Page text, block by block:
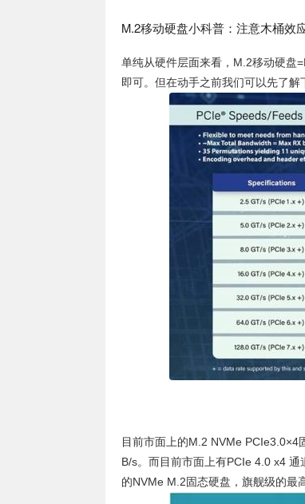
M.2移动硬盘小科普：注意木桶效
单纯从硬件层面来看，M.2移动硬盘
即可。但在动手之前我们可以先了解
目前市面上的M.2 NVMe
B/s。而目前市面上有PCIe 4.0 x4
的NVMe M.2固态硬盘，旗舰级的最